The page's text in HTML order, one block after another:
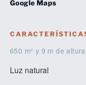
Google Maps
650 m² y 9 m de altura
Luz natural